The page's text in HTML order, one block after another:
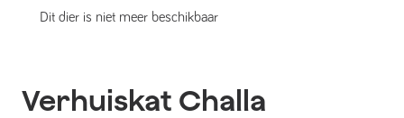
Dit dier is niet meer beschikbaar
Verhuiskat Challa